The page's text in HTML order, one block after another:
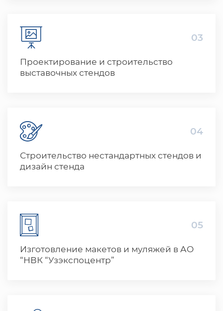
03
Проектирование и строительство
выставочных стендов
04
Строительство нестандартных стендов и
дизайн стенда
05
Изготовление макетов и муляжей в АО
“НВК “Узэкспоцентр”